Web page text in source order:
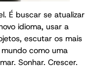
É buscar se atualizar
idioma, usar a
escutar os mais
como uma
Sonhar. Crescer.